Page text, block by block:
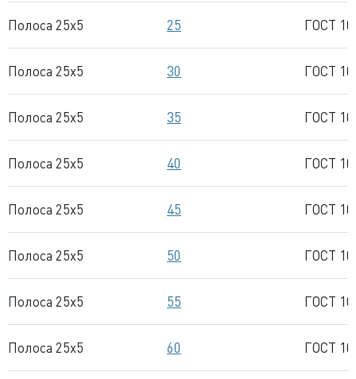
Полоса 25x5 25 ГОСТ
Полоса 25x5 30 ГОСТ
Полоса 25x5 35 ГОСТ
Полоса 25x5 40 ГОСТ
Полоса 25x5 45 ГОСТ
Полоса 25x5 50 ГОСТ
Полоса 25x5 55 ГОСТ
Полоса 25x5 60 ГОСТ